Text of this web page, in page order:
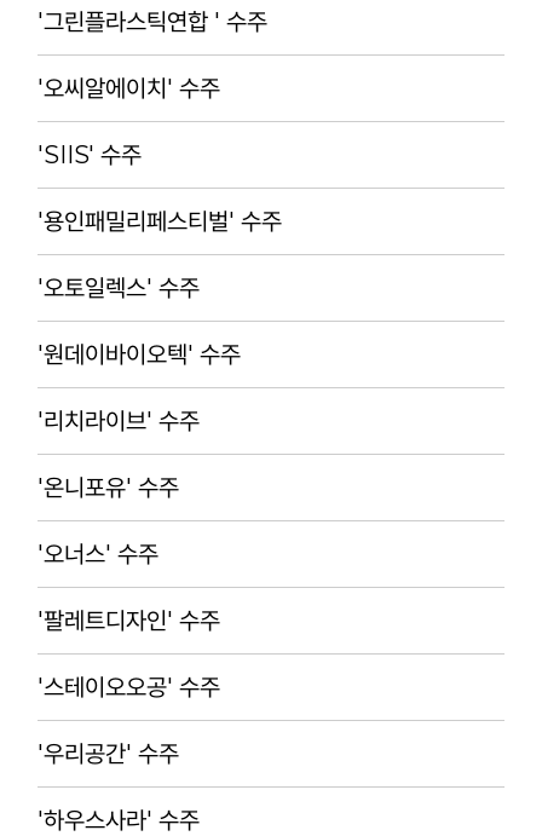
'그린플라스틱연합 ' 수주
'오씨알에이치' 수주
'SIIS' 수주
'용인패밀리페스티벌' 수주
'오토일렉스' 수주
'원데이바이오텍' 수주
'리치라이브' 수주
'온니포유' 수주
'오너스' 수주
'팔레트디자인' 수주
'스테이오오공' 수주
'우리공간' 수주
'하우스사라' 수주